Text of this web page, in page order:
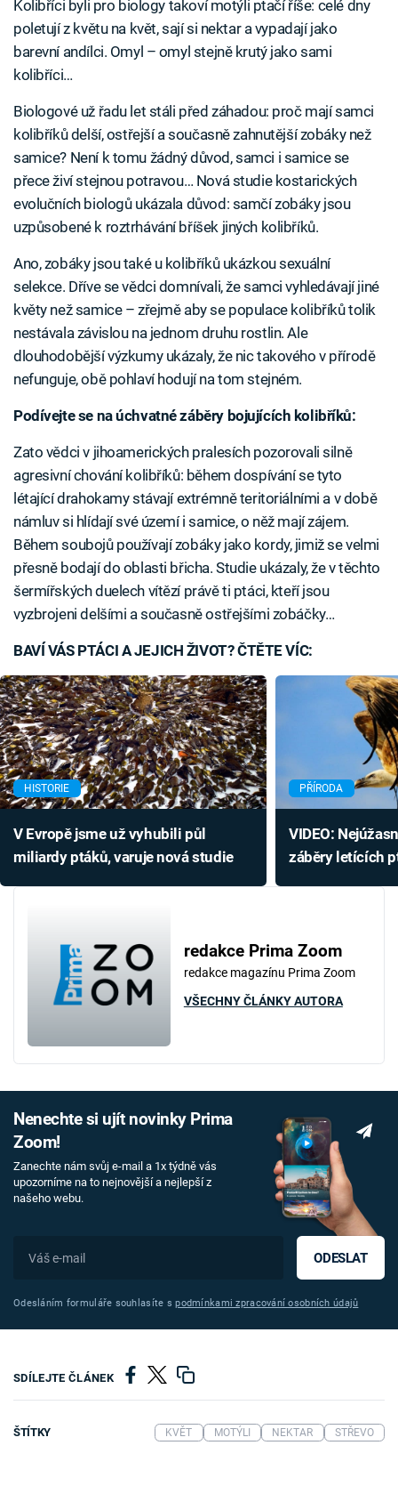
Kolibříci byli pro biology takoví motýli ptačí říše: celé dny
poletují z květu na květ, sají si nektar a vypadají jako
barevní andílci. Omyl – omyl stejně krutý jako sami
kolibříci…
Biologové už řadu let stáli před záhadou: proč mají samci
kolibříků delší, ostřejší a současně zahnutější zobáky než
samice? Není k tomu žádný důvod, samci i samice se
přece živí stejnou potravou… Nová studie kostarických
evolučních biologů ukázala důvod: samčí zobáky jsou
uzpůsobené k roztrhávání bříšek jiných kolibříků.
Ano, zobáky jsou také u kolibříků ukázkou sexuální
selekce. Dříve se vědci domnívali, že samci vyhledávají jiné
květy než samice – zřejmě aby se populace kolibříků tolik
nestávala závislou na jednom druhu rostlin. Ale
dlouhodobější výzkumy ukázaly, že nic takového v přírodě
nefunguje, obě pohlaví hodují na tom stejném.
Podívejte se na úchvatné záběry bojujících kolibříků:
Zato vědci v jihoamerických pralesích pozorovali silně
agresivní chování kolibříků: během dospívání se tyto
létající drahokamy stávají extrémně teritoriálními a v době
námluv si hlídají své území i samice, o něž mají zájem.
Během soubojů používají zobáky jako kordy, jimiž se velmi
přesně bodají do oblasti břicha. Studie ukázaly, že v těchto
šermířských duelech vítězí právě ti ptáci, kteří jsou
vyzbrojeni delšími a současně ostřejšími zobáčky…
BAVÍ VÁS PTÁCI A JEJICH ŽIVOT? ČTĚTE VÍC:
HISTORIE
V Evropě jsme už vyhubili půl
miliardy ptáků, varuje nová studie
PŘÍRODA
VIDEO:
záběry letících
redakce Prima Zoom
redakce magazínu Prima Zoom
VŠECHNY ČLÁNKY AUTORA
Nenechte si ujít novinky Prima
Zoom!
Zanechte nám svůj e-mail a 1x týdně vás
upozorníme na to nejnovější a nejlepší z
našeho webu.
ODESLAT
Odesláním formuláře souhlasíte spodmínkami zpracování osobních údajů
SDÍLEJTE ČLÁNEK
ŠTÍTKY KVĚT MOTÝLI NEKTAR STŘEVO